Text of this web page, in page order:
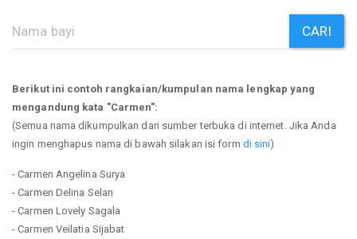
CARI
Berikut ini contoh rangkaian/kumpulan nama lengkap yang
mengandung kata "Carmen":
(Semua nama dikumpulkan dari sumber terbuka di internet. Jika Anda
ingin menghapus nama di bawah silakan isi form di sini)
- Carmen Angelina Surya
- Carmen Delina Selan
- Carmen Lovely Sagala
- Carmen Veilatia Sijabat